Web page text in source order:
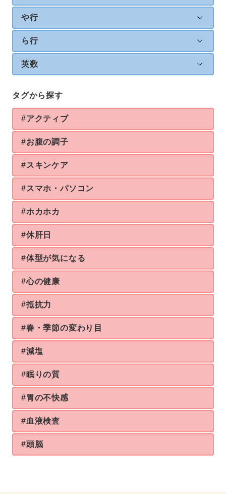
や行
ら行
英数
タグから探す
#アクティブ
#お腹の調子
#スキンケア
#スマホ・パソコン
#ホカホカ
#休肝日
#体型が気になる
#心の健康
#抵抗力
#春・季節の変わり目
#減塩
#眠りの質
#胃の不快感
#血液検査
#頭脳